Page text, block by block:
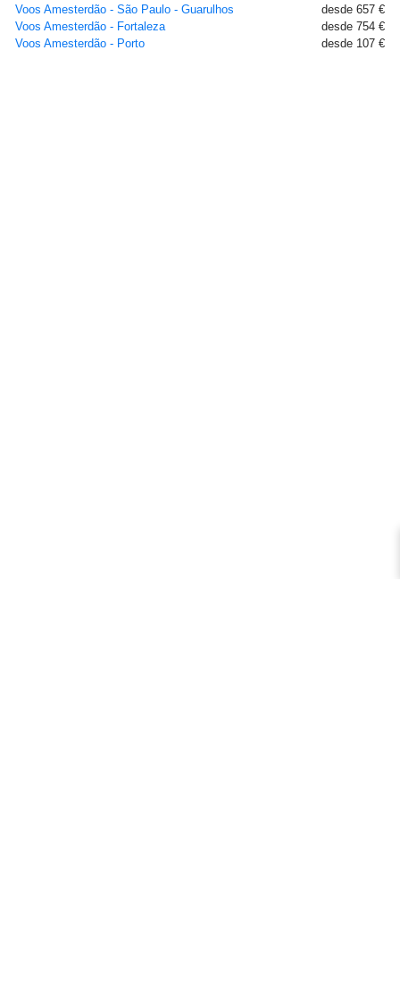
Voos Amesterdão - São Paulo - Guarulhos
desde 657 €
Voos Amesterdão - Fortaleza
desde 754 €
Voos Amesterdão - Porto
desde 107 €